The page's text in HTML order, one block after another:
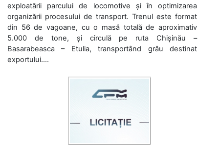
exploatării parcului de locomotive și în optimizarea
organizării procesului de transport. Trenul este format
din 56 de vagoane, cu o masă totală de aproximativ
5.000 de tone, și circulă pe ruta Chișinău –
Basarabeasca – Etulia, transportând grâu destinat
exportului....